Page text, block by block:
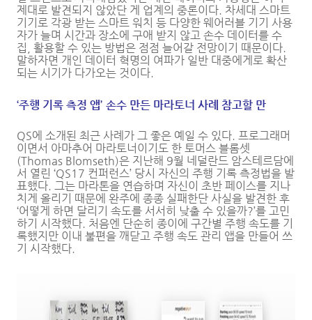
제대로 발견되지 않았단 게 업계의 중론이다. 차세대 스마트
기기로 각광 받는 스마트 워치 등 다양한 웨어러블 기기 사용
자가 늘며 시간과 장소에 구애 받지 않고 손수 데이터를 수
집, 활용할 수 있는 방법은 점점 늘어갈 전망이기 때문이다.
말하자면 개인 데이터 혁명의 여파가 일반 대중에게로 확산
되는 시기가 다가오는 것이다.
‘주행 기록 측정 앱’ 손수 만든 마라토너 사례 참고할 만
QS에 소개된 최근 사례가 그 좋은 예일 수 있다. 프로그래머
이면서 아마추어 마라토너이기도 한 토머스 블롬셋
(Thomas Blomseth)은 지난해 9월 네덜란드 암스테르담에
서 열린 ‘QS17 컨퍼런스’ 당시 자신의 주행 기록 측정법을 발
표했다. 그는 마라톤을 연습하며 자신이 초반 페이스를 지나
치게 올리기 때문에 완주에 종종 실패한단 사실을 발견한 후
‘어떻게 하면 달리기 속도를 서서히 낮출 수 있을까?’를 고민
하기 시작했다. 처음엔 단순히 종이에 구간별 주행 속도를 기
록했지만 이내 불편을 깨닫고 주행 속도 관리 앱을 만들어 쓰
기 시작했다.